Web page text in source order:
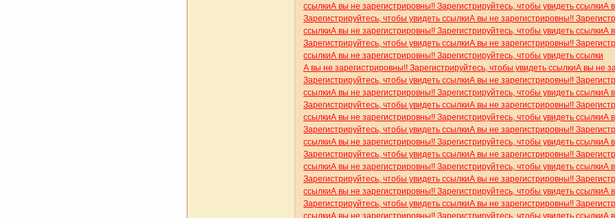
ссылкиА вы не зарегистрировны!! Зарегистрируйтесь, чтобы увидеть ссылкиА
Зарегистрируйтесь, чтобы увидеть ссылкиА вы не зарегистрировны!!
ссылкиА вы не зарегистрировны!! Зарегистрируйтесь, чтобы увидеть ссылкиА
Зарегистрируйтесь, чтобы увидеть ссылкиА вы не зарегистрировны!!
ссылкиА вы не зарегистрировны!! Зарегистрируйтесь, чтобы увидеть ссылки
А вы не зарегистрировны!! Зарегистрируйтесь, чтобы увидеть ссылкиА вы не
Зарегистрируйтесь, чтобы увидеть ссылкиА вы не зарегистрировны!!
ссылкиА вы не зарегистрировны!! Зарегистрируйтесь, чтобы увидеть ссылкиА
Зарегистрируйтесь, чтобы увидеть ссылкиА вы не зарегистрировны!!
ссылкиА вы не зарегистрировны!! Зарегистрируйтесь, чтобы увидеть ссылкиА
Зарегистрируйтесь, чтобы увидеть ссылкиА вы не зарегистрировны!!
ссылкиА вы не зарегистрировны!! Зарегистрируйтесь, чтобы увидеть ссылкиА
Зарегистрируйтесь, чтобы увидеть ссылкиА вы не зарегистрировны!!
ссылкиА вы не зарегистрировны!! Зарегистрируйтесь, чтобы увидеть ссылкиА
Зарегистрируйтесь, чтобы увидеть ссылкиА вы не зарегистрировны!!
ссылкиА вы не зарегистрировны!! Зарегистрируйтесь, чтобы увидеть ссылкиА
Зарегистрируйтесь, чтобы увидеть ссылкиА вы не зарегистрировны!!